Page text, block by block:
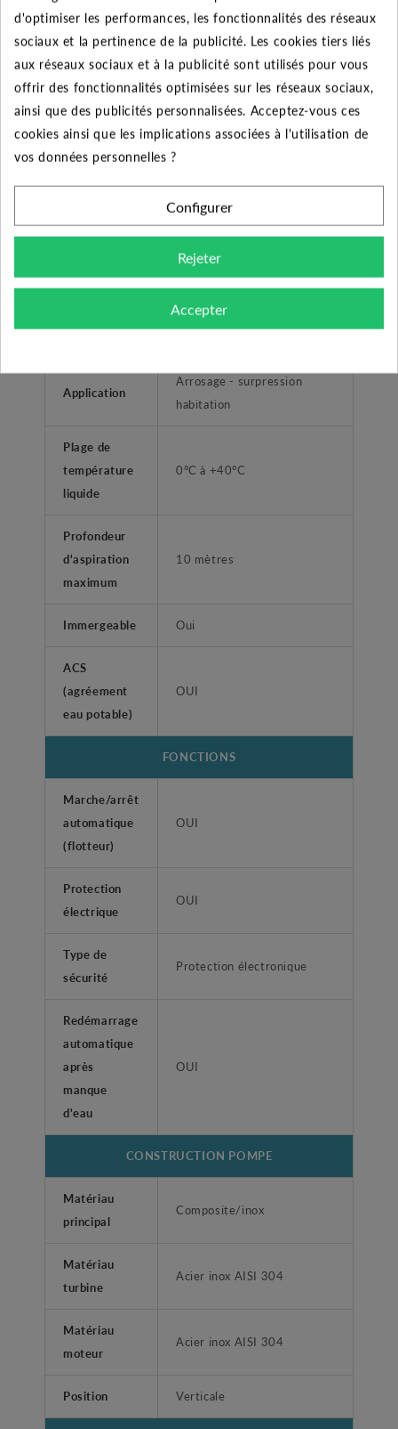
HMT
32.5 30 24 16.5
Désignation
Pompe immergée 6" SBA 3-
35 AW
Domestique et
Professionnel
GRUNDFOS
Liquides propres, sans corps
solides ou abrasifs, non
Application
Arrosage - surpression
habitation
Plage de
température
liquide
0°C à +40°C
Profondeur
d'aspiration
maximum
10 mètres
Immergeable Oui
ACS
(agréement
eau potable)
OUI
FONCTIONS
Marche/arrêt
automatique
(flotteur)
OUI
Protection
électrique
OUI
Type de
sécurité
Protection électronique
Redémarrage
automatique
après
manque
d'eau
OUI
CONSTRUCTION POMPE
Matériau
principal
Composite/inox
Matériau
turbine
Acier inox AISI 304
Matériau
moteur
Acier inox AISI 304
Position Verticale
d'optimiser les performances, les fonctionnalités des réseaux
sociaux et la pertinence de la publicité. Les cookies tiers liés
aux réseaux sociaux et à la publicité sont utilisés pour vous
offrir des fonctionnalités optimisées sur les réseaux sociaux,
ainsi que des publicités personnalisées. Acceptez-vous ces
cookies ainsi que les implications associées à l'utilisation de
vos données personnelles ?
Configurer
Rejeter
Accepter